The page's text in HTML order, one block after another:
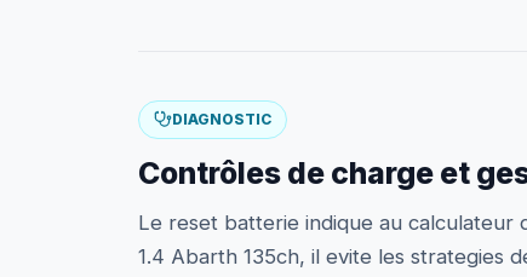
DIAGNOSTIC
Contrôles de charge et
Le reset batterie indique au calculateur
1.4 Abarth 135ch, il evite les strategies